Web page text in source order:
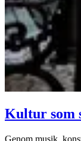
Kultur som